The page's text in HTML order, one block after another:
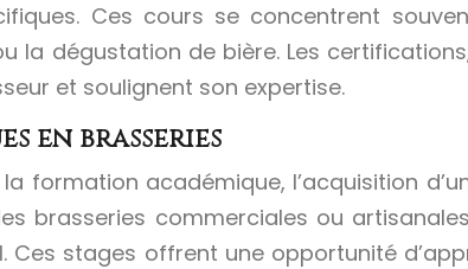
Ces cours se concentrent
la dégustation de bière. Les
et soulignent son expertise.
en brasseries
formation académique, l’acquisition
brasseries commerciales ou
Ces stages offrent une opportunité